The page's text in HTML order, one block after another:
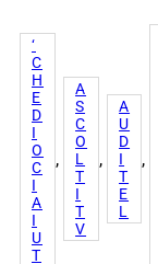
‘
C
H
E
D
I
O
C
I
A
I
U
T
,
A
S
C
O
L
T
I
T
V
,
A
U
D
I
T
E
L
,